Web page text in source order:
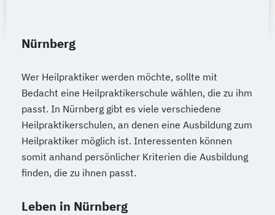
Nürnberg
Wer Heilpraktiker werden möchte, sollte mit
Bedacht eine Heilpraktikerschule wählen, die zu ihm
passt. In Nürnberg gibt es viele verschiedene
Heilpraktikerschulen, an denen eine Ausbildung zum
Heilpraktiker möglich ist. Interessenten können
somit anhand persönlicher Kriterien die Ausbildung
finden, die zu ihnen passt.
Leben in Nürnberg